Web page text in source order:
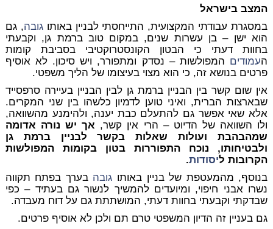
המצב בישראל
במסגרת עבודתי המקצועית, התייחסתי לבניין באותוגובה, גם
הוא ישן – בן עשרות שנים, במקום טוב ברמת גן, וקבעתי
בחוות דעתי כי הבטון הקונסטרוקטיבי בסביבת קומות
העמודים המפולשות – נסדק ומתפורר, ויש סיכון. לא אוסיף
פרטים בנושא זה, כי הוא מצוי בעיצומו של הליך משפטי.
אין שום קשר בין הבניין ברמת גן לבין הבניין בעיירה סרפסייד
שבארצות הברית, ואיני טוען לדמיון כלשהו בין שני המקרים.
אלא שאי אפשר גם להתעלם כבת יענה, ולהימנע מהשוואה,
ולו השוואה של הדיוט – הרי אין קשר, אך יש נורה אדומה
שמהבהבת ועולות שאלות בקשר לבניין ברמת גן
ולבטיחותו, נוכח התפוררות בטון בקומות המפולשות
הקרובות ליסודות.
בנוסף, מהמעטפת של בניין באותו גובה בערך בפתח תקווה
נשרו אבני חיפוי, ומיועדים להמשיך לנשור גם בעתיד – כפי
שבדקתי וקבעתי בחוות דעתי, המושתתת גם על דוח מעבדה.
גם בעניין זה הדיון המשפטי טרם תם ולכן לא אוסיף פרטים.